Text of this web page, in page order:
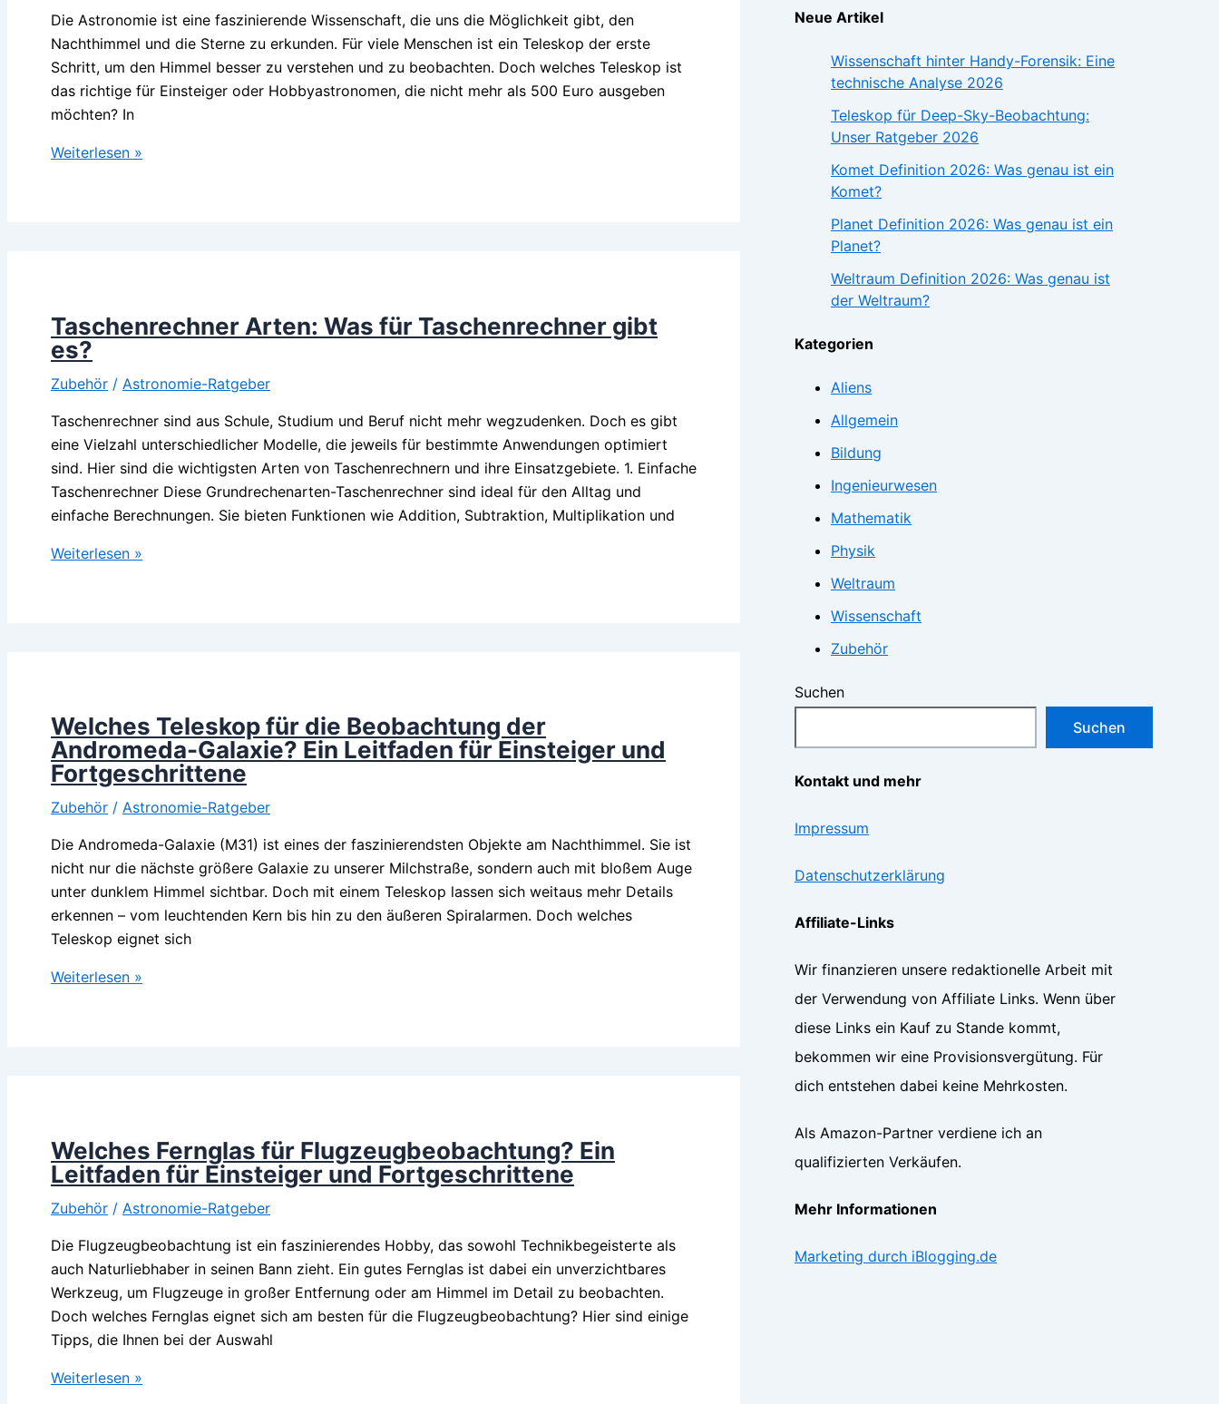
eine
automatische
Verfolgung
Die Astronomie ist eine faszinierende Wissenschaft, die uns die Möglichkeit gibt, den
Nachthimmel und die Sterne zu erkunden. Für viele Menschen ist ein Teleskop der erste
Schritt, um den Himmel besser zu verstehen und zu beobachten. Doch welches Teleskop ist
das richtige für Einsteiger oder Hobbyastronomen, die nicht mehr als 500 Euro ausgeben
möchten? In
Das
Kaufempfehlung
für
Einsteiger
und
Weiterlesen »
Taschenrechner Arten: Was für Taschenrechner gibt
es?
Zubehör / Astronomie-Ratgeber
Taschenrechner sind aus Schule, Studium und Beruf nicht mehr wegzudenken. Doch es gibt
eine Vielzahl unterschiedlicher Modelle, die jeweils für bestimmte Anwendungen optimiert
sind. Hier sind die wichtigsten Arten von Taschenrechnern und ihre Einsatzgebiete. 1. Einfache
Taschenrechner Diese Grundrechenarten-Taschenrechner sind ideal für den Alltag und
einfache Berechnungen. Sie bieten Funktionen wie Addition, Subtraktion, Multiplikation und
Taschenrechner
Weiterlesen »
Welches Teleskop für die Beobachtung der
Andromeda-Galaxie? Ein Leitfaden für Einsteiger und
Fortgeschrittene
Zubehör / Astronomie-Ratgeber
Die Andromeda-Galaxie (M31) ist eines der faszinierendsten Objekte am Nachthimmel. Sie ist
nicht nur die nächste größere Galaxie zu unserer Milchstraße, sondern auch mit bloßem Auge
unter dunklem Himmel sichtbar. Doch mit einem Teleskop lassen sich weitaus mehr Details
erkennen – vom leuchtenden Kern bis hin zu den äußeren Spiralarmen. Doch welches
Teleskop eignet sich
Welches
Galaxie?
Ein
Leitfaden
für
Einsteiger
Fortgeschrittene
Weiterlesen »
Welches Fernglas für Flugzeugbeobachtung? Ein
Leitfaden für Einsteiger und Fortgeschrittene
Zubehör / Astronomie-Ratgeber
Die Flugzeugbeobachtung ist ein faszinierendes Hobby, das sowohl Technikbegeisterte als
auch Naturliebhaber in seinen Bann zieht. Ein gutes Fernglas ist dabei ein unverzichtbares
Werkzeug, um Flugzeuge in großer Entfernung oder am Himmel im Detail zu beobachten.
Doch welches Fernglas eignet sich am besten für die Flugzeugbeobachtung? Hier sind einige
Tipps, die Ihnen bei der Auswahl
Welches
Weiterlesen »
Neue Artikel
Wissenschaft hinter Handy-Forensik: Eine
technische Analyse 2026
Teleskop für Deep-Sky-Beobachtung:
Unser Ratgeber 2026
Komet Definition 2026: Was genau ist ein
Komet?
Planet Definition 2026: Was genau ist ein
Planet?
Weltraum Definition 2026: Was genau ist
der Weltraum?
Kategorien
Aliens
Allgemein
Bildung
Ingenieurwesen
Mathematik
Physik
Weltraum
Wissenschaft
Zubehör
Suchen
Suchen
Kontakt und mehr
Impressum
Datenschutzerklärung
Affiliate-Links
Wir finanzieren unsere redaktionelle Arbeit mit
der Verwendung von Affiliate Links. Wenn über
diese Links ein Kauf zu Stande kommt,
bekommen wir eine Provisionsvergütung. Für
dich entstehen dabei keine Mehrkosten.
Als Amazon-Partner verdiene ich an
qualifizierten Verkäufen.
Mehr Informationen
Marketing durch iBlogging.de